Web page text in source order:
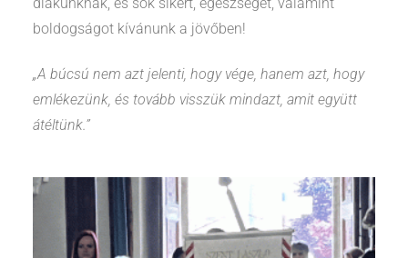
boldogságot kívánunk a jövőben!
„A búcsú nem azt jelenti, hogy vége, hanem azt, hogy
emlékezünk, és tovább visszük mindazt, amit együtt
átéltünk.”